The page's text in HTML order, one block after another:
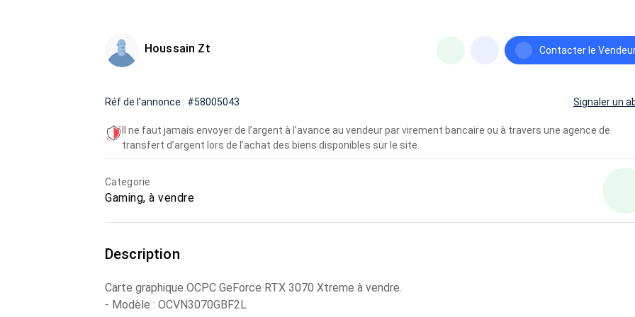
Houssain Zt Contacter le
Réf de l'annonce : #58005043 Signaler un
Il ne faut jamais envoyer de l’argent à l’avance au vendeur par virement bancaire ou à travers une agence de
transfert d’argent lors de l’achat des biens disponibles sur le site.
Categorie
Gaming, à vendre
Description
Carte graphique OCPC GeForce RTX 3070 Xtreme à vendre.
- Modèle : OCVN3070GBF2L